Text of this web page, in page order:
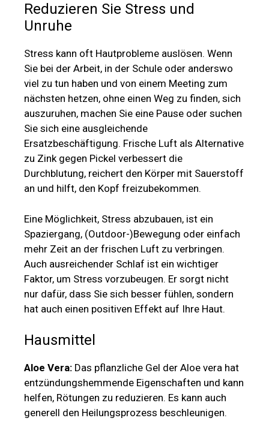
Reduzieren Sie Stress und
Unruhe
Stress kann oft Hautprobleme auslösen. Wenn
Sie bei der Arbeit, in der Schule oder anderswo
viel zu tun haben und von einem Meeting zum
nächsten hetzen, ohne einen Weg zu finden, sich
auszuruhen, machen Sie eine Pause oder suchen
Sie sich eine ausgleichende
Ersatzbeschäftigung. Frische Luft als Alternative
zu Zink gegen Pickel verbessert die
Durchblutung, reichert den Körper mit Sauerstoff
an und hilft, den Kopf freizubekommen.
Eine Möglichkeit, Stress abzubauen, ist ein
Spaziergang, (Outdoor-)Bewegung oder einfach
mehr Zeit an der frischen Luft zu verbringen.
Auch ausreichender Schlaf ist ein wichtiger
Faktor, um Stress vorzubeugen. Er sorgt nicht
nur dafür, dass Sie sich besser fühlen, sondern
hat auch einen positiven Effekt auf Ihre Haut.
Hausmittel
Aloe Vera: Das pflanzliche Gel der Aloe vera hat
entzündungshemmende Eigenschaften und kann
helfen, Rötungen zu reduzieren. Es kann auch
generell den Heilungsprozess beschleunigen.